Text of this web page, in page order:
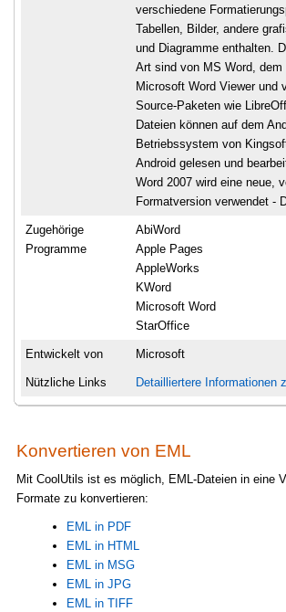
verschiedene
Tabellen, Bilder, andere
und Diagramme enthalten.
Art sind von MS Word, dem
Microsoft Word Viewer und
Source-Paketen wie
Dateien können auf dem
Betriebssystem von
Android gelesen und
Word 2007 wird eine neue,
Formatversion verwendet -
Zugehörige
Programme
AbiWord
Apple Pages
AppleWorks
KWord
Microsoft Word
StarOffice
Entwickelt von Microsoft
Nützliche Links Detailliertere Informationen
Konvertieren von EML
Mit CoolUtils ist es möglich, EML-Dateien in eine
Formate zu konvertieren:
EML in PDF
EML in HTML
EML in MSG
EML in JPG
EML in TIFF